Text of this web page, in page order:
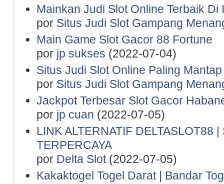
Mainkan Judi Slot Online Terbaik Di
por Situs Judi Slot Gampang
Main Game Slot Gacor 88 Fortune
por jp sukses (2022-07-04)
Situs Judi Slot Online Paling
por Situs Judi Slot Gampang
Jackpot Terbesar Slot Gacor
por jp cuan (2022-07-05)
LINK ALTERNATIF DELTASLOT88
TERPERCAYA
por Delta Slot(2022-07-05)
Kakaktogel Togel Darat | Bandar